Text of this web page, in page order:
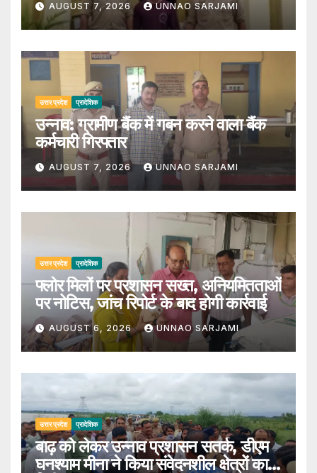
AUGUST 7, 2026 UNNAO SARJAMI
उत्तर प्रदेश प्रादेशिक
उन्नाव: ग्रामीण बैंक में गबन करने वाला बैंक
कर्मचारी गिरफ्तार
AUGUST 7, 2026 UNNAO SARJAMI
उत्तर प्रदेश प्रादेशिक
फ्लोर मिलों पर प्रशासन सख्त, अनियमितताओं
पर नोटिस, जांच रिपोर्ट के बाद होगी कार्रवाई
AUGUST 6, 2026 UNNAO SARJAMI
उत्तर प्रदेश प्रादेशिक
बाढ़ को लेकर उन्नाव प्रशासन सतर्क, डीएम
घनश्याम मीना ने किया संवेदनशील क्षेत्रों का